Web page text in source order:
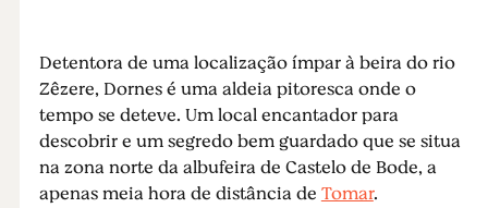
Detentora de uma localização ímpar à beira do rio
Zêzere, Dornes é uma aldeia pitoresca onde o
tempo se deteve. Um local encantador para
descobrir e um segredo bem guardado que se situa
na zona norte da albufeira de Castelo de Bode, a
apenas meia hora de distância deTomar.